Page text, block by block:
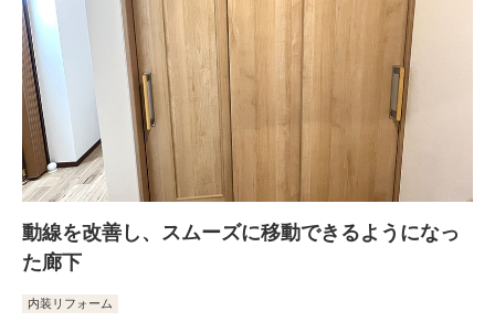
動線を改善し、スムーズに移動できるようになっ
た廊下
内装リフォーム